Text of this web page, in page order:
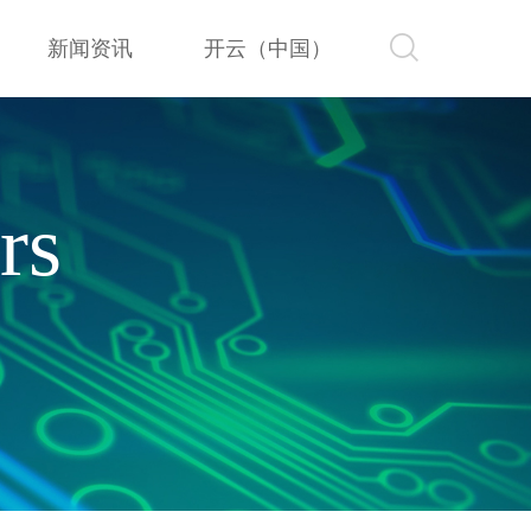
新闻资讯 开云（中国）
开云（中国）